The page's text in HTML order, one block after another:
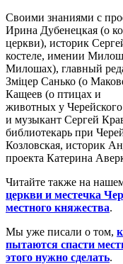
Своими знаниями с
Ирина Дубенецкая (о
церкви), историк
костеле, имении
Милошах), главный
Зміцер Санько (о
Кащеев (о птицах и
животных у
и музыкант Сергей
библиотекарь при
Козловская, историк
проекта Катерина
Читайте также на
церкви и местечка
местного княжества.
Мы уже писали о том,
пытаются спасти
этого нужно сделать.